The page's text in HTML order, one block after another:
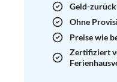
Geld-
Ohne
Preise wie
Zertifiziert